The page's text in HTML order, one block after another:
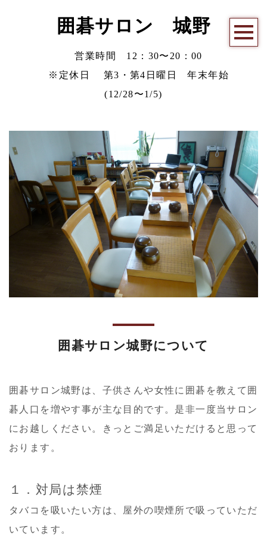
囲碁サロン 城野
営業時間 12：30〜20：00
※定休日 第3・第4日曜日 年末年始
(12/28〜1/5)
囲碁サロン城野について
囲碁サロン城野は、子供さんや女性に囲碁を教えて囲
碁人口を増やす事が主な目的です。是非一度当サロン
にお越しください。きっとご満足いただけると思って
おります。
１．対局は禁煙
タバコを吸いたい方は、屋外の喫煙所で吸っていただ
いています。